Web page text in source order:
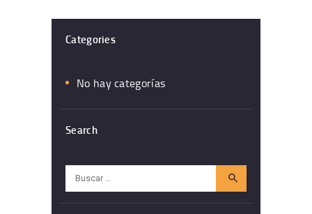
Categories
No hay categorías
Search